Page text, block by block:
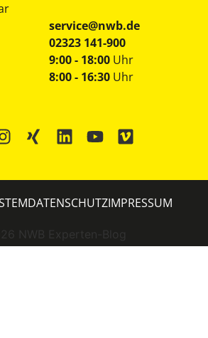
service@nwb.de
02323 141-900
9:00 - 18:00 Uhr
8:00 - 16:30 Uhr
NWB Experten-Blog
DATENSCHUTZIMPRESSUM